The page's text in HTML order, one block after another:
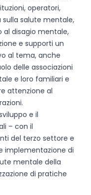
operatori,
salute mentale,
disagio mentale,
e supporti un
al tema, anche
delle associazioni
e loro familiari e
attenzione al
e il
– con il
del terzo settore e
implementazione di
mentale della
di pratiche